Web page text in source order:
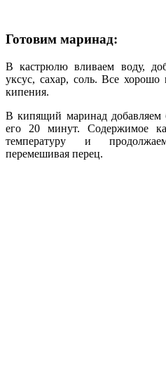
Готовим маринад:
В кастрюлю вливаем воду,
уксус, сахар, соль. Все
кипения.
В кипящий маринад добавляем
его 20 минут. Содержимое
температуру и
перемешивая перец.